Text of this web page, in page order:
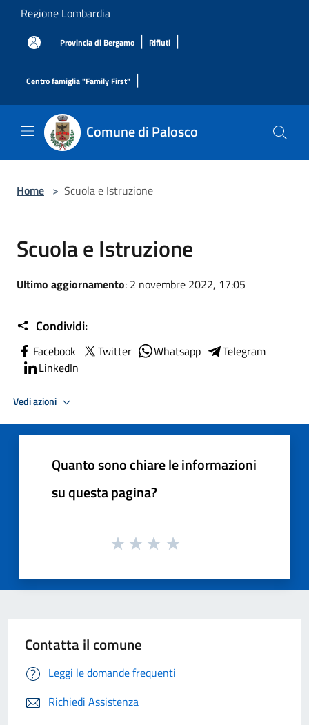
Salta al contenuto principale
Regione Lombardia
Provincia di Bergamo | Rifiuti |
Centro famiglia "Family First" |
Comune di Palosco
Home > Scuola e Istruzione
Scuola e Istruzione
Ultimo aggiornamento: 2 novembre 2022, 17:05
Condividi:
Facebook Twitter Whatsapp
Telegram
LinkedIn
Vedi azioni
Quanto sono chiare le informazioni
su questa pagina?
Contatta il comune
Leggi le domande frequenti
Richiedi Assistenza